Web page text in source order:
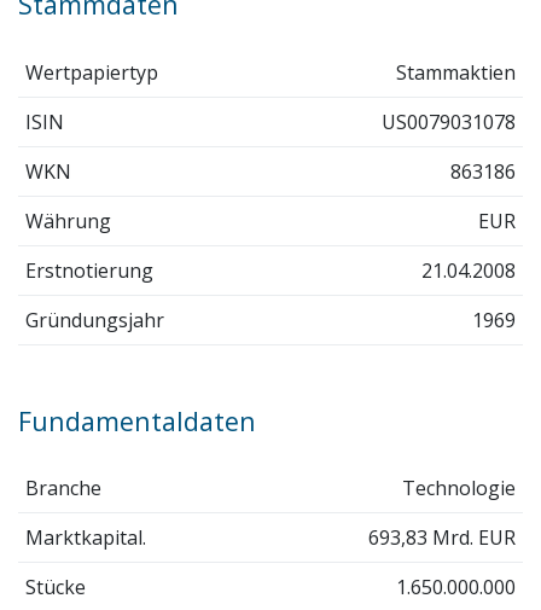
Wertpapiertyp
Stammaktien
ISIN
US0079031078
WKN
863186
Währung
EUR
Erstnotierung
21.04.2008
Gründungsjahr
1969
Fundamentaldaten
Branche
Technologie
Marktkapital.
693,83 Mrd. EUR
Stücke
1.650.000.000